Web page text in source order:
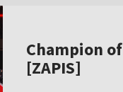
Champion
[ZAPIS]